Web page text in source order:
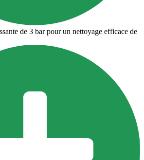
de 3 bar pour un nettoyage efficace de